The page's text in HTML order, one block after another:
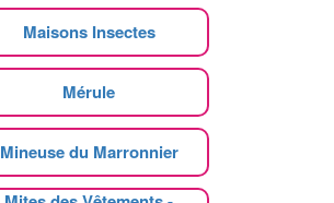
Maisons Insectes
Mérule
Mineuse du Marronnier